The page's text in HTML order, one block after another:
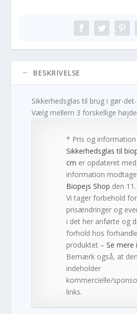
BESKRIVELSE
Sikkerhedsglas til brug i gør-
Vælg mellem 3 forskellige
* Pris og
Sikkerhedsglas til
cm er opdateret med
information
Biopejs Shop den
Vi tager forbehold
prisændringer og
i det her anførte og
forhold hos
produktet –Se mere
Bemærk også, at
indeholder
kommercielle/
links.